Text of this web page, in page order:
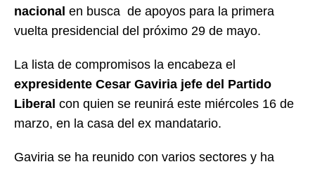
nacional en busca de apoyos para la primera
vuelta presidencial del próximo 29 de mayo.
La lista de compromisos la encabeza el
expresidente Cesar Gaviria jefe del Partido
Liberal con quien se reunirá este miércoles 16 de
marzo, en la casa del ex mandatario.
Gaviria se ha reunido con varios sectores y ha